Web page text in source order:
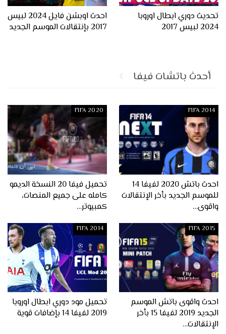
تحديث دوري ابطال اوروبا
2024 لبيس 2017
احدث اوبشن فايل 2024 لبيس
2017 بإنتقالات الموسم الجديد
أحدث باتشات فيفا
FIFA 2014
احدث باتش 2020 لفيفا 14
للموسم الجديد بأخر الإنتقالات
واقوى…
FIFA 2020
تحميل فيفا 20 النسخة الديمو
كامله على جميع المنصات،
كمبيوتر…
FIFA 2015
احدث واقوى باتش الموسم
الجديد 2019 لفيفا 15 بأخر
الإنتقالات…
FIFA 2014
تحميل مود دوري ابطال اوروبا
2019 لفيفا 14 بإضافات قوية